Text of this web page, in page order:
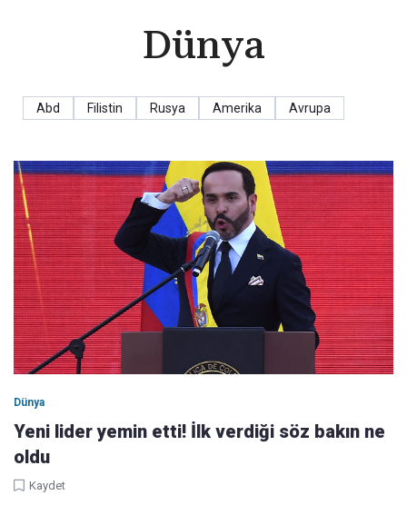
Dünya
Abd Filistin Rusya Amerika Avrupa
Dünya
Yeni lider yemin etti! İlk verdiği söz bakın ne
oldu
Kaydet